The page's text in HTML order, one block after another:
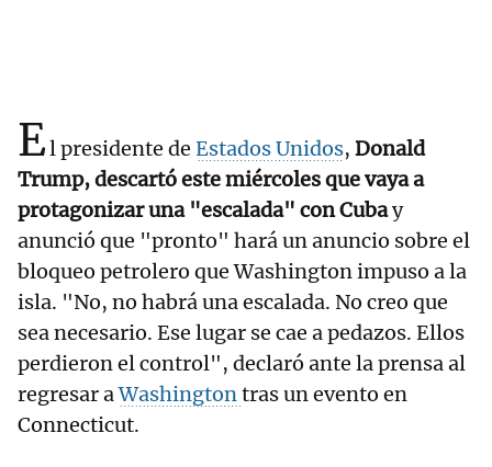
El presidente de Estados Unidos, Donald
Trump, descartó este miércoles que vaya a
protagonizar una "escalada" con Cubay
anunció que "pronto" hará un anuncio sobre el
bloqueo petrolero que Washington impuso a la
isla. "No, no habrá una escalada. No creo que
sea necesario. Ese lugar se cae a pedazos. Ellos
perdieron el control", declaró ante la prensa al
regresar aWashingtontras un evento en
Connecticut.